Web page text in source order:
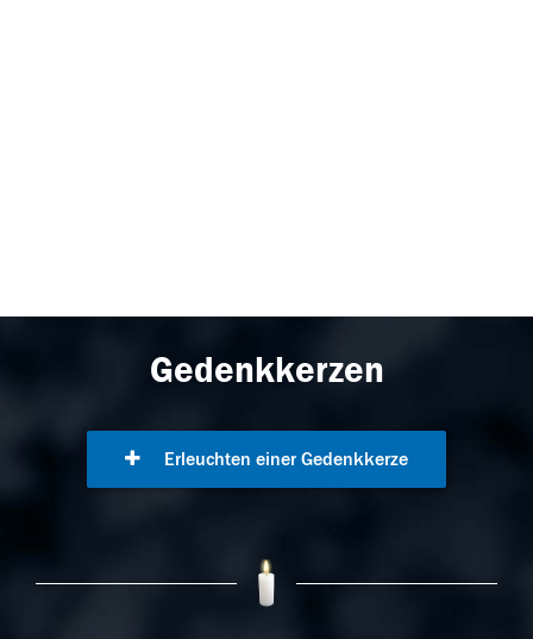
Gedenkkerzen
Erleuchten einer Gedenkkerze